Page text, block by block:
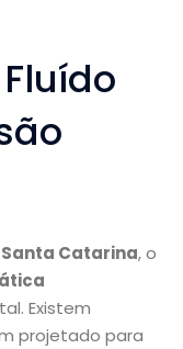
Catarina, o
Existem
projetado para